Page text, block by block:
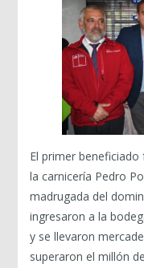
El primer
la carnicería Pedro
madrugada del
ingresaron a la
y se llevaron
superaron el millón